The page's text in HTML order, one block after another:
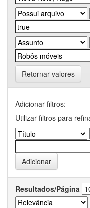
Retornar valores
Adicionar filtros:
Utilizar filtros para
Resultados/Página